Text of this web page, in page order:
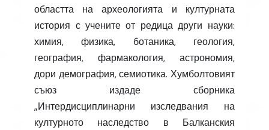
областта на археологията и културната
история с учените от редица други науки:
химия, физика, ботаника, геология,
география, фармакология, астрономия,
дори демография, семиотика. Хумболтовият
съюз издаде сборника
„Интердисциплинарни изследвания на
културното наследство в Балканския